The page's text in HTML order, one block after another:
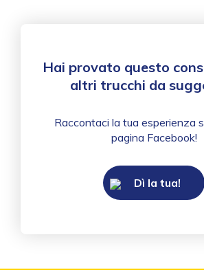
Hai provato questo
altri trucchi da
Raccontaci la tua esperienza
pagina Facebook!
Dì la tua!